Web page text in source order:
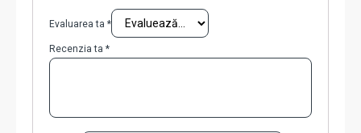
Evaluarea ta *
Recenzia ta *